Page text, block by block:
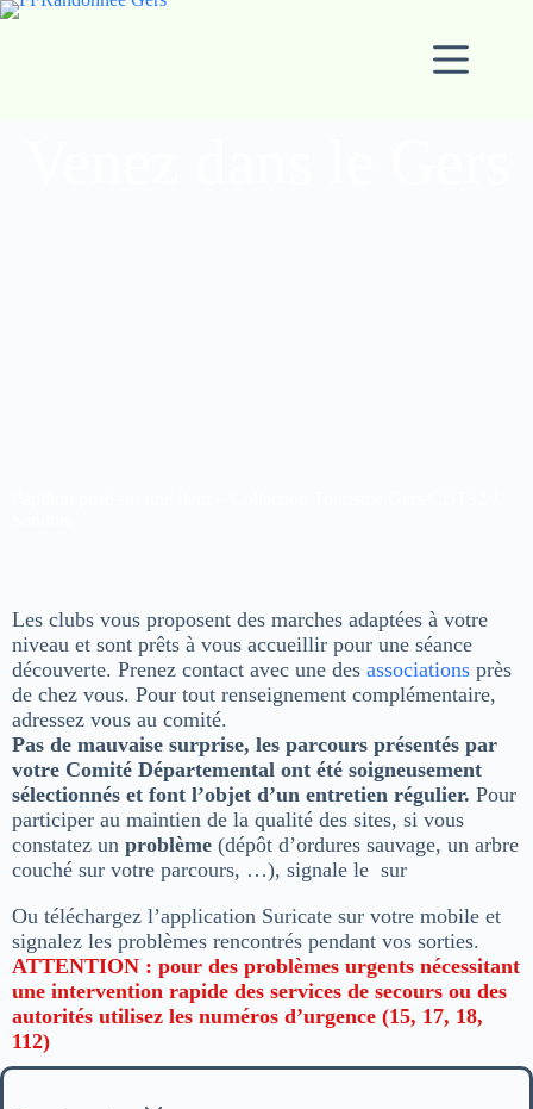
Les clubs vous proposent des marches adaptées à votre
niveau et sont prêts à vous accueillir pour une séance
découverte. Prenez contact avec une des associations près
de chez vous. Pour tout renseignement complémentaire,
adressez vous au comité.
Pas de mauvaise surprise, les parcours présentés par
votre Comité Départemental ont été soigneusement
sélectionnés et font l’objet d’un entretien régulier. Pour
participer au maintien de la qualité des sites, si vous
constatez un problème (dépôt d’ordures sauvage, un arbre
couché sur votre parcours, …), signale le sur
Ou téléchargez l’application Suricate sur votre mobile et
signalez les problèmes rencontrés pendant vos sorties.
ATTENTION : pour des problèmes urgents nécessitant
une intervention rapide des services de secours ou des
autorités utilisez les numéros d’urgence (15, 17, 18,
112)